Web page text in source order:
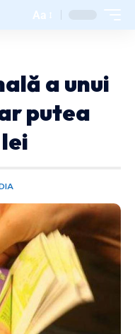
Aa
a unui
putea